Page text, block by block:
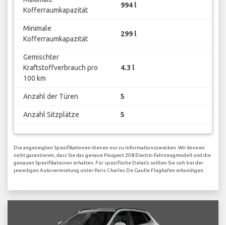
Kofferraumkapazität
994 l
Minimale
Kofferraumkapazität
299 l
Gemischter
Kraftstoffverbrauch pro
100 km
4.3 l
Anzahl der Türen 5
Anzahl Sitzplätze 5
Die angezeigten Spezifikationen dienen nur zu Informationszwecken. Wir können
nicht garantieren, dass Sie das genaue Peugeot 208 Electric-Fahrzeugmodell und die
genauen Spezifikationen erhalten. Für spezifische Details sollten Sie sich bei der
jeweiligen Autovermietung unter Paris Charles De Gaulle Flughafen erkundigen.